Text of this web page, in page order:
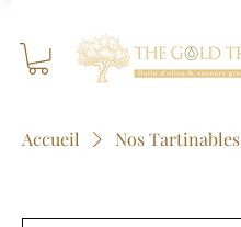
Accueil Nos Tartinables